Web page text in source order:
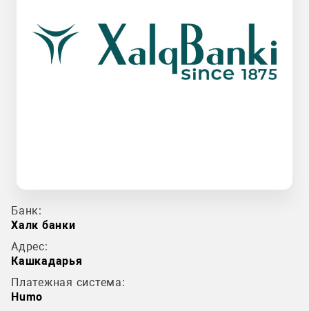
Банк:
Халк банки
Адрес:
Кашкадарья
Платежная система:
Humo